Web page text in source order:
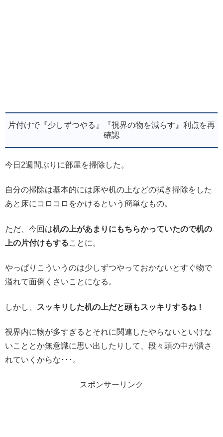
片付けで『少しずつやる』『視界の物を減らす』利点を再
確認
今日2週間ぶりに部屋を掃除した。
自分の掃除は基本的には床や机の上などの拭き掃除をした
あと床にコロコロをかけるという簡単なもの。
ただ、今回は机の上があまりにもちらかっていたので机の
上の片付けもすることに。
やっぱりこういうのは少しずつやっておかないとすぐ物で
溢れて面倒くさいことになる。
しかし、 スッキリした机の上だと頭もスッキリするね！
視界内に物が多すぎるとそれに関連したやらないといけな
いこととか無意識に思い出したりして、段々頭の中が潰さ
れていくからな･･･。
スポンサーリンク